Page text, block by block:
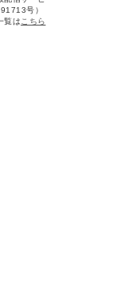
号）
覧はこちら